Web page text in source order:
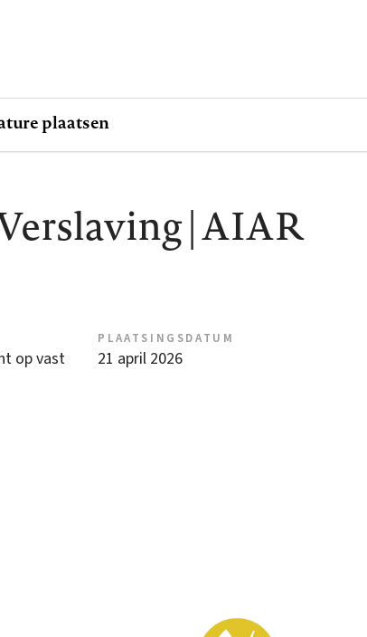
plaatsen
| AIAR
op vast
PLAATSINGSDATUM
21 april 2026